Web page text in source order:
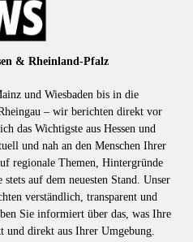
& Rheinland-Pfalz
und Wiesbaden bis in die
– wir berichten direkt vor
das Wichtigste aus Hessen und
und nah an den Menschen Ihrer
regionale Themen, Hintergründe
auf dem neuesten Stand. Unser
verständlich, transparent und
Sie informiert über das, was Ihre
und direkt aus Ihrer Umgebung.